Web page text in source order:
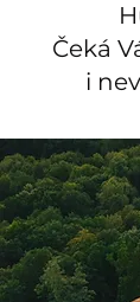
Čeká
i